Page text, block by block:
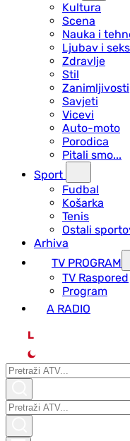
Kultura
Scena
Nauka i
Ljubav i seks
Zdravlje
Stil
Zanimljivosti
Savjeti
Vicevi
Auto-moto
Porodica
Pitali smo...
Sport
Fudbal
Košarka
Tenis
Ostali
Arhiva
TV PROGRAM
ТV Raspored
Program
A RADIO
L